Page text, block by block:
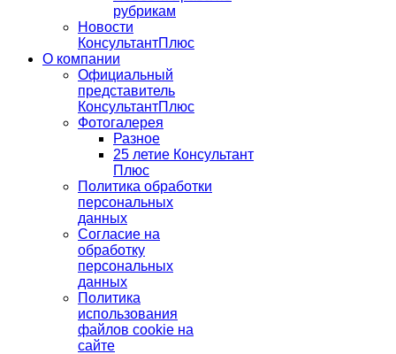
рубрикам
Новости
КонсультантПлюс
О компании
Официальный
представитель
КонсультантПлюс
Фотогалерея
Разное
25 летие Консультант
Плюс
Политика обработки
персональных
данных
Согласие на
обработку
персональных
данных
Политика
использования
файлов cookie на
сайте